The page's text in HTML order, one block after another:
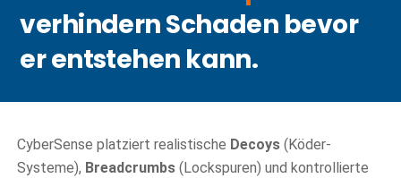
verhindern Schaden bevor
er entstehen kann.
CyberSense platziert realistische Decoys (Köder-
Systeme), Breadcrumbs (Lockspuren) und kontrollierte